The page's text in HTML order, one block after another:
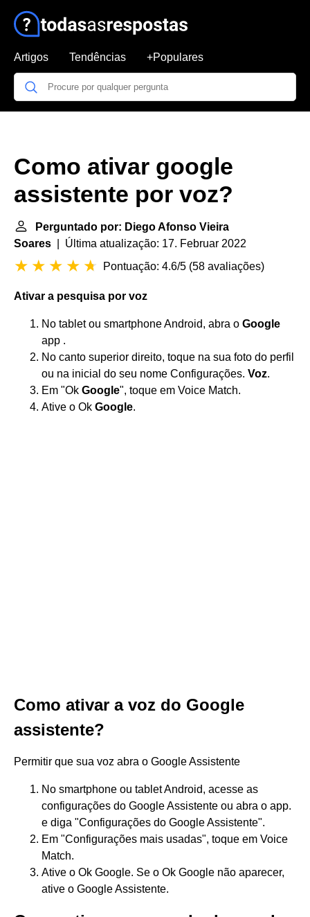
Artigos Tendências +Populares
Como ativar google
assistente por voz?
Perguntado por: Diego Afonso Vieira
Soares | Última atualização: 17. Februar 2022
Pontuação: 4.6/5 (58 avaliações)
Ativar a pesquisa por voz
No tablet ou smartphone Android, abra o Google
app .
No canto superior direito, toque na sua foto do perfil
ou na inicial do seu nome Configurações. Voz.
Em "Ok Google", toque em Voice Match.
Ative o Ok Google.
Como ativar a voz do Google
assistente?
Permitir que sua voz abra o Google Assistente
No smartphone ou tablet Android, acesse as
configurações do Google Assistente ou abra o app.
e diga "Configurações do Google Assistente".
Em "Configurações mais usadas", toque em Voice
Match.
Ative o Ok Google. Se o Ok Google não aparecer,
ative o Google Assistente.